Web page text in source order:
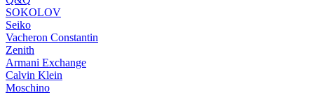
SOKOLOV
Seiko
Vacheron Constantin
Zenith
Armani Exchange
Calvin Klein
Moschino